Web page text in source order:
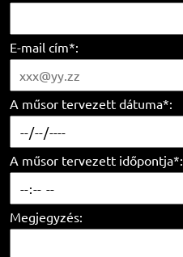
E-mail cím*:
A műsor tervezett dátuma*:
A műsor tervezett időpontja*:
Megjegyzés: